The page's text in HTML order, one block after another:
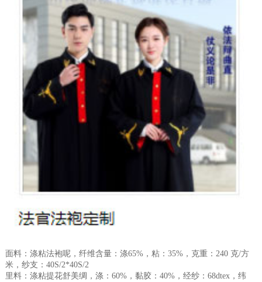
面料：涤粘法袍呢，纤维含量：涤65%，粘：35%，克重：240 克/方
米，纱支：40S/2*40S/2
里料：涤粘提花舒美绸，涤：60%，黏胶：40%，经纱：68dtex，纬